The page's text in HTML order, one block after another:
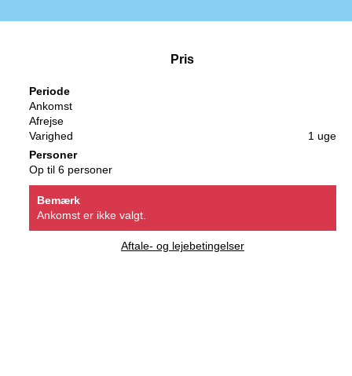
Pris
Periode
Ankomst
Afrejse
Varighed
1 uge
Personer
Op til 6 personer
Bemærk
Ankomst er ikke valgt.
Aftale- og lejebetingelser